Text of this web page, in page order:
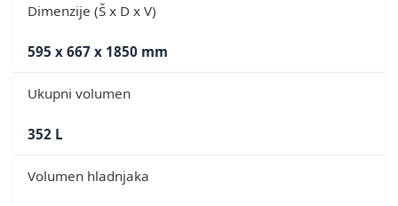
Dimenzije (Š x D x V)
595 x 667 x 1850 mm
Ukupni volumen
352 L
Volumen hladnjaka